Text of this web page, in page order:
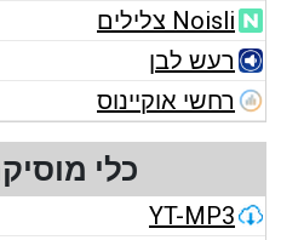
Noisli צלילים
רעש לבן
רחשי אוקיינוס
כלי
YT-MP3